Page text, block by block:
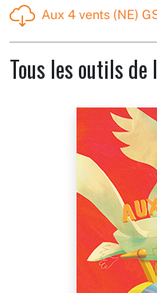
Aux 4 vents (NE)
Tous les outils